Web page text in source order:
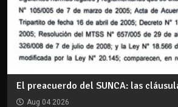
El preacuerdo del SUNCA: las
Aug 04 2026